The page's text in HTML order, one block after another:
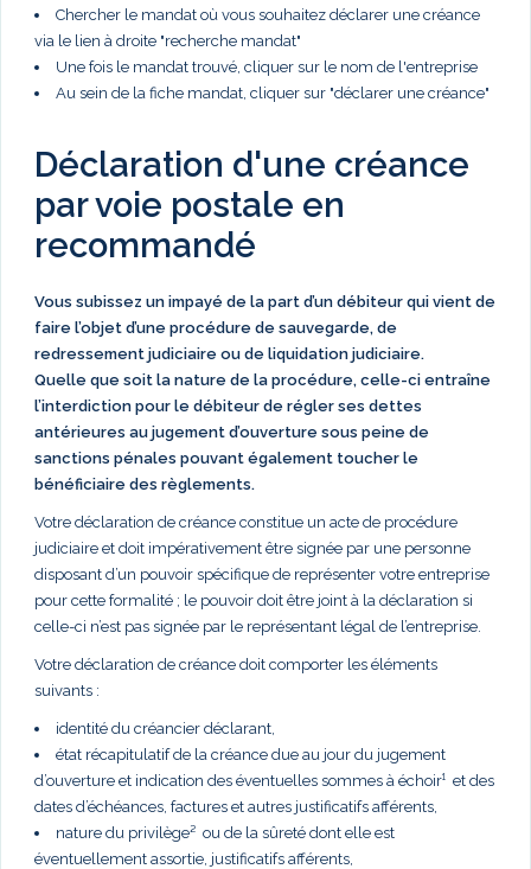
Chercher le mandat où vous souhaitez déclarer une créance
via le lien à droite "recherche mandat"
Une fois le mandat trouvé, cliquer sur le nom de l'entreprise
Au sein de la fiche mandat, cliquer sur "déclarer une créance"
Déclaration d'une créance
par voie postale en
recommandé
Vous subissez un impayé de la part d’un débiteur qui vient de
faire l’objet d’une procédure de sauvegarde, de
redressement judiciaire ou de liquidation judiciaire.
Quelle que soit la nature de la procédure, celle-ci entraîne
l’interdiction pour le débiteur de régler ses dettes
antérieures au jugement d’ouverture sous peine de
sanctions pénales pouvant également toucher le
bénéficiaire des règlements.
Votre déclaration de créance constitue un acte de procédure
judiciaire et doit impérativement être signée par une personne
disposant d’un pouvoir spécifique de représenter votre entreprise
pour cette formalité ; le pouvoir doit être joint à la déclaration si
celle-ci n’est pas signée par le représentant légal de l’entreprise.
Votre déclaration de créance doit comporter les éléments
suivants :
identité du créancier déclarant,
état récapitulatif de la créance due au jour du jugement
d’ouverture et indication des éventuelles sommes à échoir¹ et des
dates d’échéances, factures et autres justificatifs afférents,
nature du privilège² ou de la sûreté dont elle est
éventuellement assortie, justificatifs afférents,